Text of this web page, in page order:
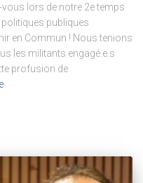
lors de notre 2e temps
publiques
en Commun ! Nous tenions
les militants engagé.e.s
profusion de